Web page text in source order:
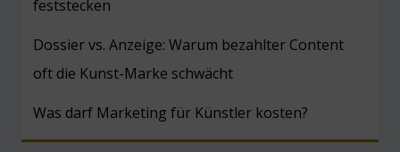
feststecken
Dossier vs. Anzeige: Warum bezahlter Content
oft die Kunst-Marke schwächt
Was darf Marketing für Künstler kosten?